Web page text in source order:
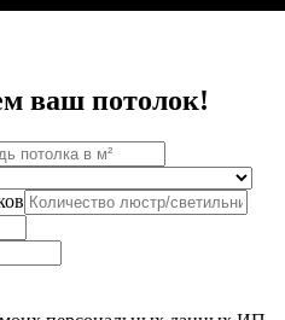
ваш потолок!